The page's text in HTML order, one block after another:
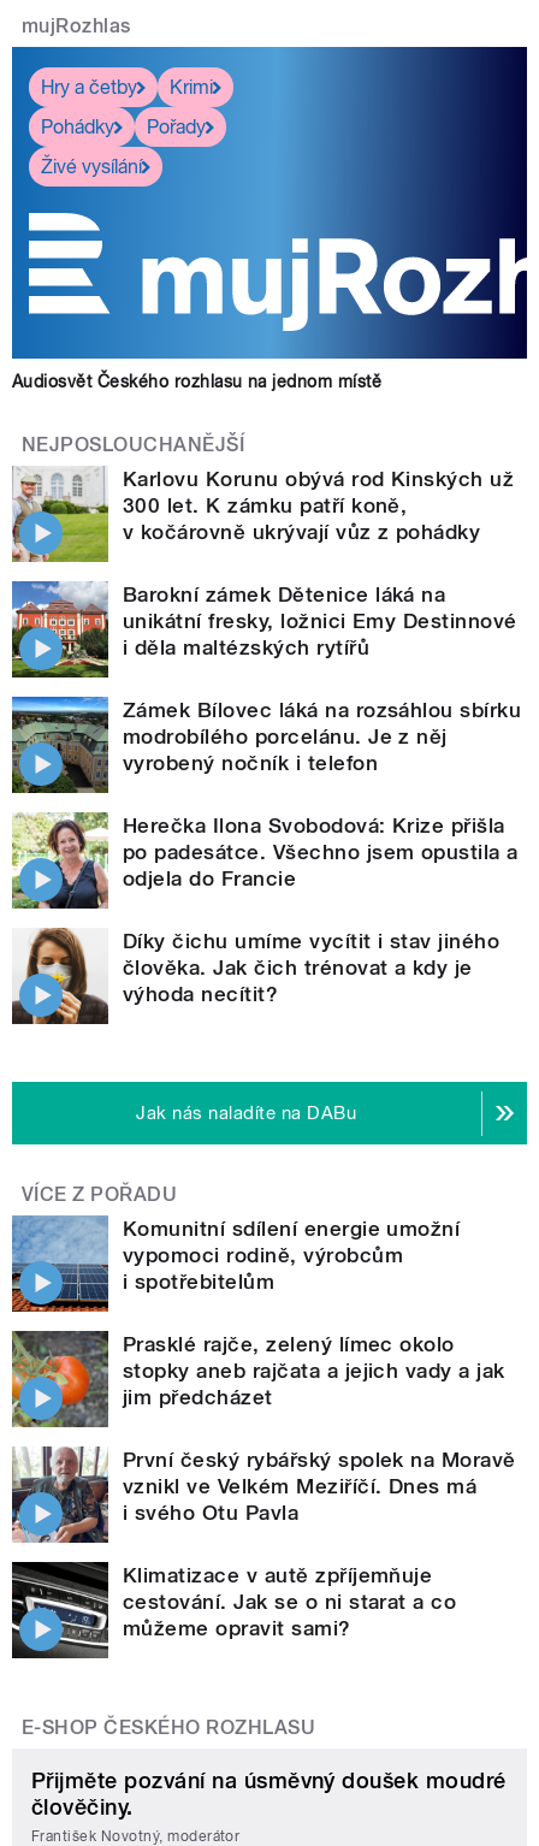
mujRozhlas
Hry a četby
Krimi
Pohádky
Pořady
Živé vysílání
Audiosvět Českého rozhlasu na jednom místě
NEJPOSLOUCHANĚJŠÍ
Karlovu Korunu obývá rod Kinských už
300 let. K zámku patří koně,
v kočárovně ukrývají vůz z pohádky
Barokní zámek Dětenice láká na
unikátní fresky, ložnici Emy Destinnové
i děla maltézských rytířů
Zámek Bílovec láká na rozsáhlou sbírku
modrobílého porcelánu. Je z něj
vyrobený nočník i telefon
Herečka Ilona Svobodová: Krize přišla
po padesátce. Všechno jsem opustila a
odjela do Francie
Díky čichu umíme vycítit i stav jiného
člověka. Jak čich trénovat a kdy je
výhoda necítit?
Jak nás naladíte na DABu
VÍCE Z POŘADU
Komunitní sdílení energie umožní
vypomoci rodině, výrobcům
i spotřebitelům
Prasklé rajče, zelený límec okolo
stopky aneb rajčata a jejich vady a jak
jim předcházet
První český rybářský spolek na Moravě
vznikl ve Velkém Meziříčí. Dnes má
i svého Otu Pavla
Klimatizace v autě zpříjemňuje
cestování. Jak se o ni starat a co
můžeme opravit sami?
E-SHOP ČESKÉHO ROZHLASU
Přijměte pozvání na úsměvný doušek moudré
člověčiny.
František Novotný, moderátor